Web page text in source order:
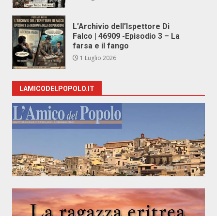
L’Archivio dell’Ispettore Di
Falco | 46909 -Episodio 3 – La
farsa e il fango
1 Luglio 2026
LAMICODELPOPOLO.IT